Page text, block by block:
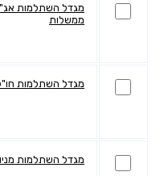
מגדל השתלמות
ממשלות
מגדל השתלמות
מגדל השתלמות